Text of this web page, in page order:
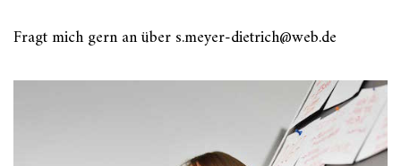
Fragt mich gern an über s.meyer-dietrich@web.de